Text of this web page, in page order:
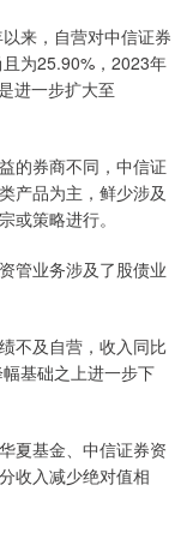
来，自营对中信证券
为25.90%，2023年
进一步扩大至
的券商不同，中信证
产品为主，鲜少涉及
或策略进行。
管业务涉及了股债业
不及自营，收入同比
基础之上进一步下
夏基金、中信证券资
收入减少绝对值相